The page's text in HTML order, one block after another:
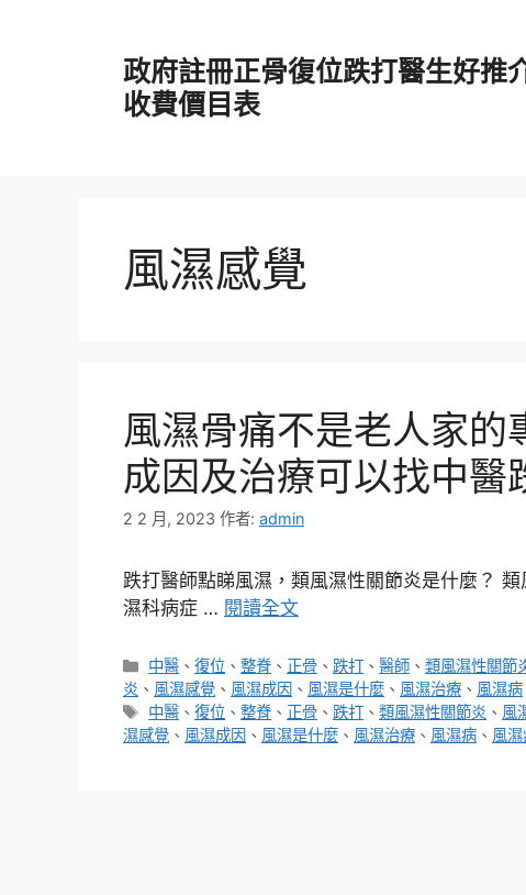
政府註冊正骨復位跌打醫生好推
收費價目表
風濕感覺
風濕骨痛不是老人家的
成因及治療可以找中醫
2 2 月, 2023 作者: admin
跌打醫師點睇風濕，類風濕性關節炎是什麼
濕科病症 … 閱讀全文
分
類
中醫 、復位 、整脊 、 正骨 、 跌打 、醫師 、類風濕性關節
炎 、 風濕感覺 、 風濕成因 、 風濕是什麼 、 風濕治療 、 風濕病
標
籤
中醫 、復位 、整脊 、 正骨 、 跌打 、類風濕性關節炎 、 風
濕感覺 、 風濕成因 、 風濕是什麼 、 風濕治療 、 風濕病 、 風